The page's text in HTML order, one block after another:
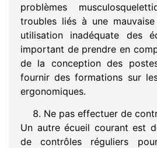
problèmes
troubles liés à une
utilisation inadéquate des
important de prendre en
de la conception des
fournir des formations sur
ergonomiques.
Ne pas effectuer de
Un autre écueil courant est
de contrôles réguliers